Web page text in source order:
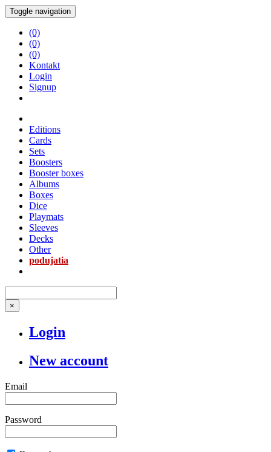
Toggle navigation
(0)
(0)
(0)
Kontakt
Login
Signup
Editions
Cards
Sets
Boosters
Booster boxes
Albums
Boxes
Dice
Playmats
Sleeves
Decks
Other
podujatia
×
Login
New account
Email
Password